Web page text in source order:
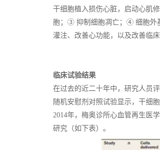
干细胞植入损伤心脏，启动心肌
胞；③ 抑制细胞凋亡；④ 细胞外
灌注、改善心功能，以及改善临床
临床试验结果
在过去的近二十年中，研究人员
随机安慰剂对照试验显示，干细胞
2014年，梅奥诊所心血管再生医
研究（如下表）。